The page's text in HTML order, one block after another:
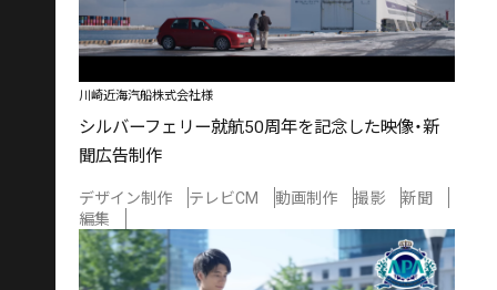
川崎近海汽船株式会社様
シルバーフェリー就航50周年を記念した映像・新
聞広告制作
デザイン制作 テレビCM 動画制作 撮影
新聞
編集